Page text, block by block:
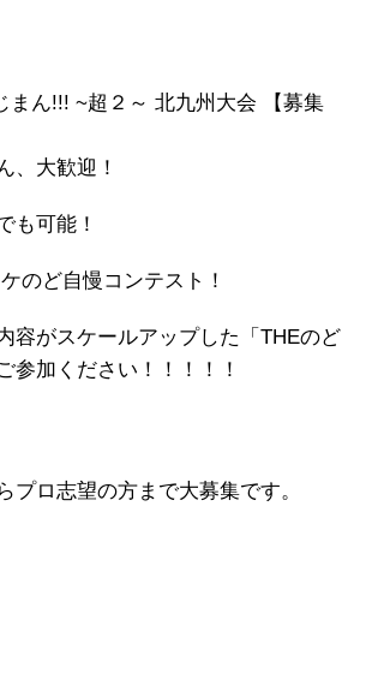
まん!!! ~超２～ 北九州大会 【募集
、大歓迎！
も可能！
のど自慢コンテスト！
容がスケールアップした「THEのど
参加ください！！！！！
プロ志望の方まで大募集です。